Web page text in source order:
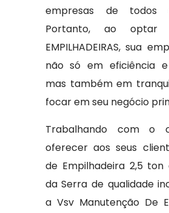
empresas de todos
Portanto, ao optar
EMPILHADEIRAS, sua
não só em eficiência e
mas também em
focar em seu negócio
Trabalhando com o
oferecer aos seus
de Empilhadeira 2,5
da Serra de qualidade
a Vsv Manutenção De